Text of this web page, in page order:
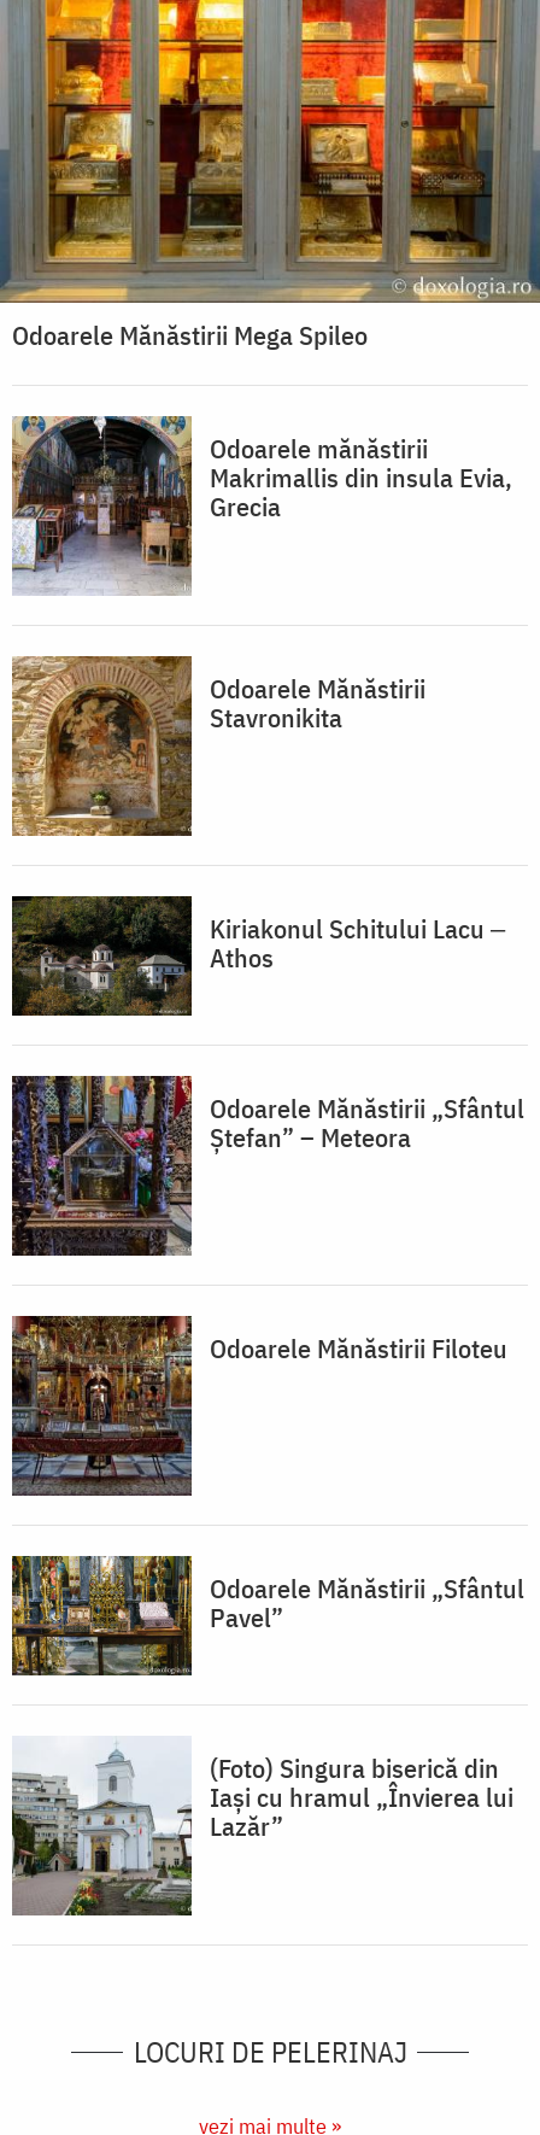
Odoarele Mănăstirii Mega Spileo
Odoarele mănăstirii
Makrimallis din insula Evia,
Grecia
Odoarele Mănăstirii
Stavronikita
Kiriakonul Schitului Lacu ‒
Athos
Odoarele Mănăstirii „Sfântul
Ștefan” – Meteora
Odoarele Mănăstirii Filoteu
Odoarele Mănăstirii „Sfântul
Pavel”
(Foto) Singura biserică din
Iași cu hramul „Învierea lui
Lazăr”
LOCURI DE PELERINAJ
vezi mai multe »